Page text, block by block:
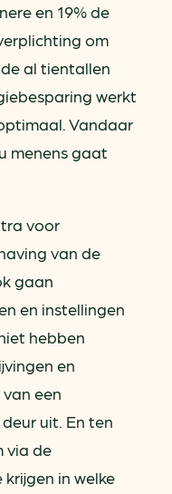
en 19% de
om
al tientallen
werkt
Vandaar
menens gaat
voor
van de
gaan
en instellingen
hebben
en
een
uit. En ten
via de
in welke